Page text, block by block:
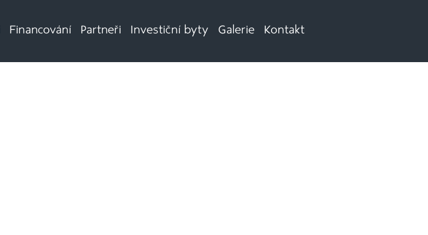
Financování Partneři Investiční byty Galerie Kontakt